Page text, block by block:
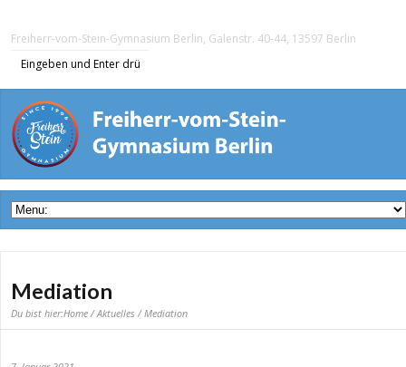
Freiherr-vom-Stein-Gymnasium Berlin, Galenstr. 40-44, 13597 Berlin
Mediation
Du bist hier:Home/Aktuelles/ Mediation